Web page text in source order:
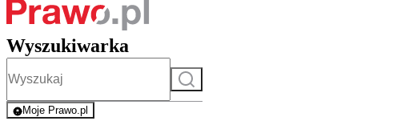
Wyszukiwarka
Szukaj
Moje Prawo.pl
- rejestracja i logowanie do serwisu